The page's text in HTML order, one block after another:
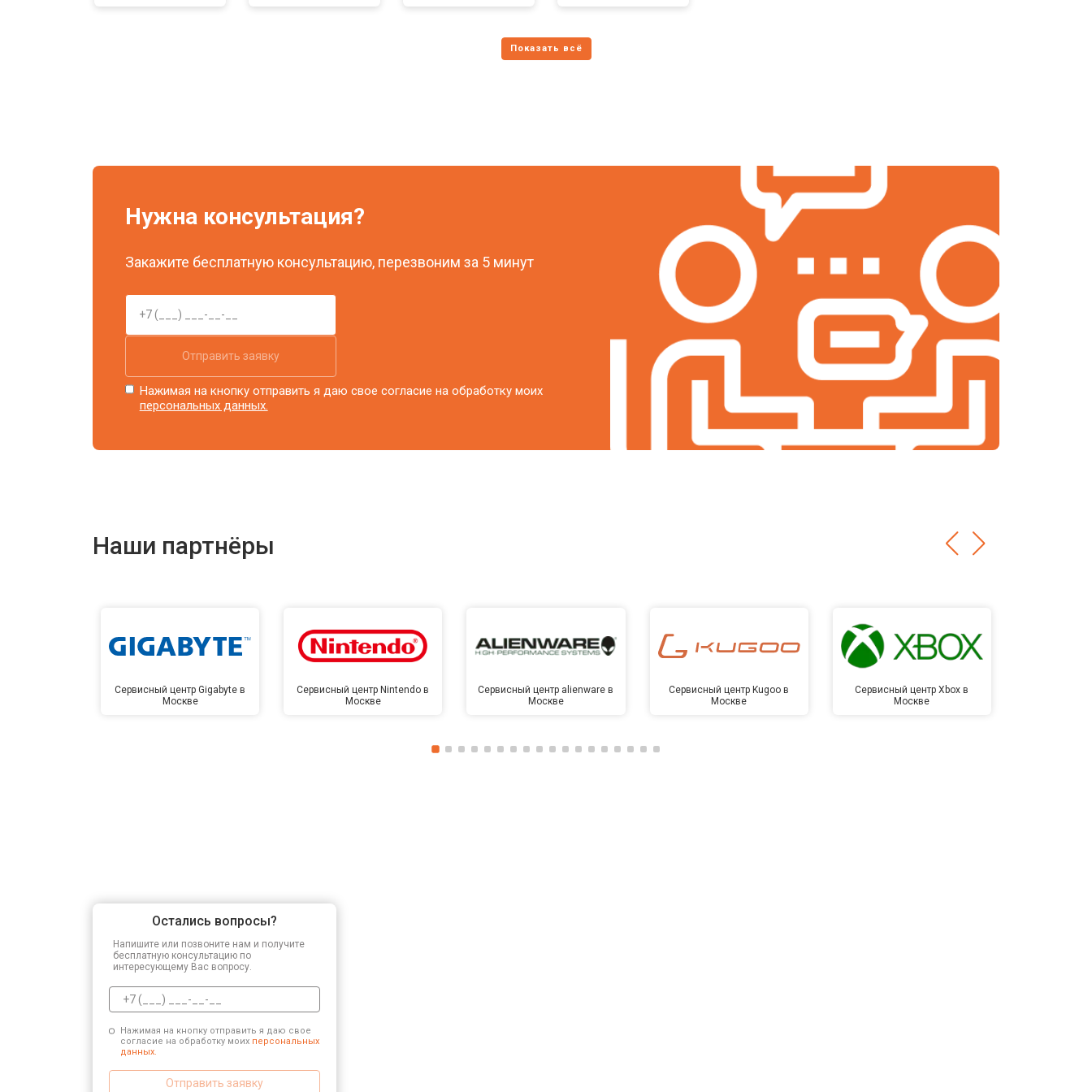
Нужна консультация?
Закажите бесплатную консультацию, перезвоним за 5 минут
Отправить заявку
Нажимая на кнопку отправить я даю свое согласие на обработку моих
персональных данных.
Наши партнёры
Сервисный центр Gigabyte в
Москве
Сервисный центр Nintendo в
Москве
Сервисный центр alienware в
Москве
Сервисный центр Kugoo в
Москве
Сервисный центр Xbox в
Москве
Остались вопросы?
Напишите или позвоните нам и получите
бесплатную консультацию по
интересующему Вас вопросу.
Нажимая на кнопку отправить я даю свое
согласие на обработку моих персональных
данных.
Отправить заявку